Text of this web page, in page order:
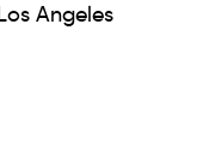
Angeles